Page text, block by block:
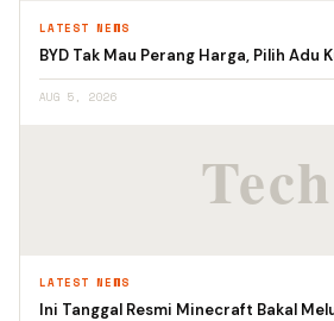
LATEST NEWS
BYD Tak Mau Perang Harga, Pilih Adu
AUG 5, 2026
LATEST NEWS
Ini Tanggal Resmi Minecraft Bakal